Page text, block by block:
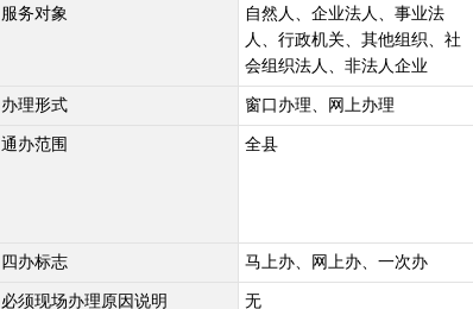
服务对象
自然人、企业法人、事业法
人、行政机关、其他组织、社
会组织法人、非法人企业
办理形式 窗口办理、网上办理
通办范围 全县
四办标志 马上办、网上办、一次办
必须现场办理原因说明 无